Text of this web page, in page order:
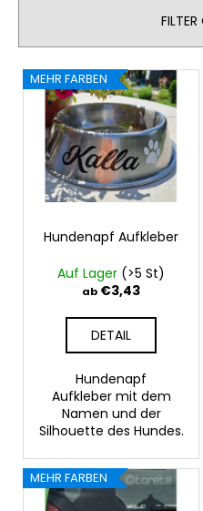
s
o
FILTER
L
i
MEHR FARBEN
Hundenapf Aufkleber
Auf Lager (>5 St)
ab €3,43
DETAIL
Hundenapf
Aufkleber mit dem
Namen und der
Silhouette des Hundes.
MEHR FARBEN
SET
€11,26